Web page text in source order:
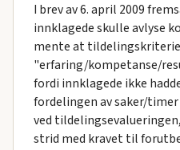
I brev av 6. april 2009
innklagede skulle avlyse
mente at
"erfaring/kompetanse/
fordi innklagede ikke
fordelingen av saker/
ved
strid med kravet til